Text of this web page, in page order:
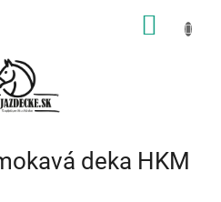
deka HKM